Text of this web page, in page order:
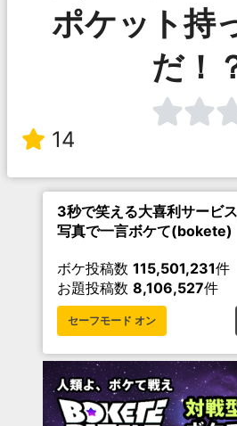
ポケット持
だ！
14
3秒で笑える大喜利サービス
写真で一言ボケて(bokete)
ボケ投稿数 115,501,231件
お題投稿数 8,106,527件
セーフモード オン